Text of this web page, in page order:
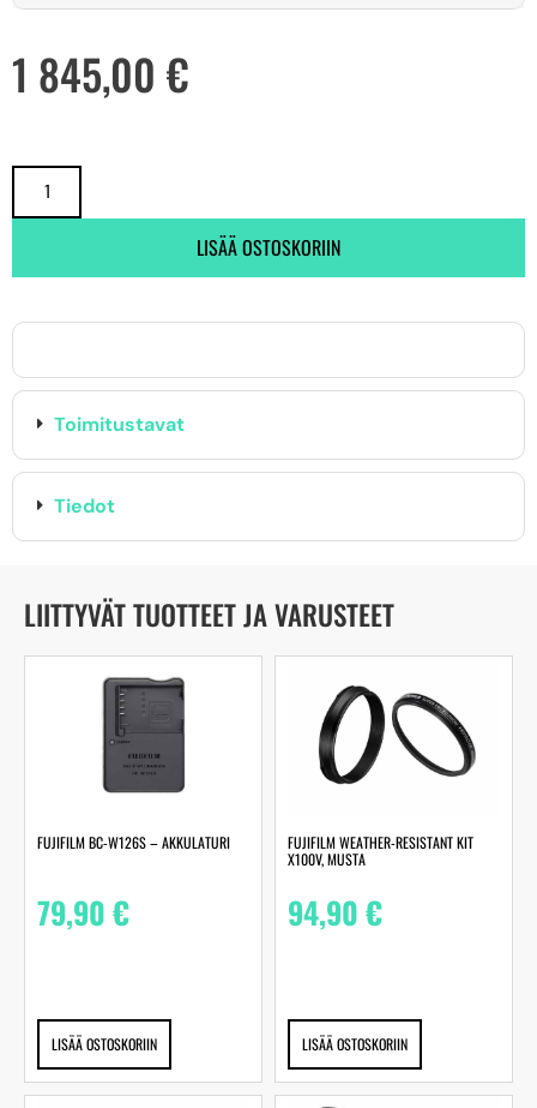
1 845,00 €
LISÄÄ OSTOSKORIIN
Toimitustavat
Tiedot
LIITTYVÄT TUOTTEET JA VARUSTEET
FUJIFILM BC-W126S – AKKULATURI
79,90€
LISÄÄ OSTOSKORIIN
FUJIFILM WEATHER-RESISTANT KIT
X100V, MUSTA
94,90€
LISÄÄ OSTOSKORIIN